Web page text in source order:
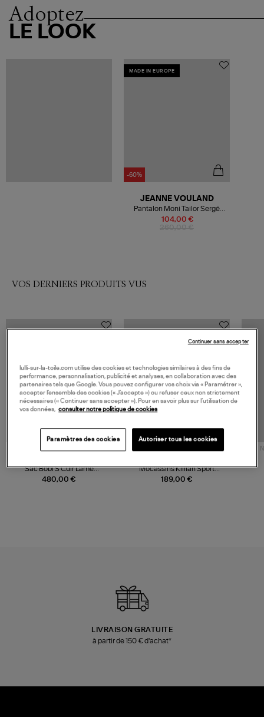
Adoptez
LE LOOK
MADE IN EUROPE
-60%
104,00 €
JEANNE VOULAND
Pantalon Moni Tailor Sergé
Noir
VOS DERNIERS PRODUITS VUS
480,00 €
Sac Bobi S Cuir Lamé
Champagne
189,00 €
Mocassins Killian Sport
Mousse
LIVRAISON GRATUITE
à partir de 150 € d'achat*
lulli-sur-la-toile.com utilise des cookies et technologies similaires à des fins de
performance, personnalisation, publicité et analyses, en collaboration avec des
partenaires tels que Google. Vous pouvez configurer vos choix via « Paramétrer »,
accepter l’ensemble des cookies (« J’accepte ») ou refuser ceux non strictement
nécessaires (« Continuer sans accepter »). Pour en savoir plus sur l’utilisation de
vos données, consulter notre politique de cookies
Paramètres des cookies Autoriser tous les cookies
Continuer sans accepter